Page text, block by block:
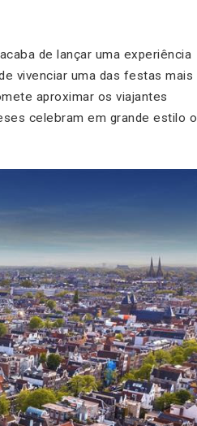
acaba de lançar uma experiência
vivenciar uma das festas mais
aproximar os viajantes
celebram em grande estilo o